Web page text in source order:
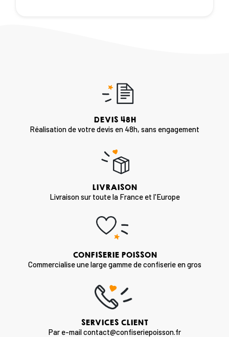
DEVIS 48H
Réalisation de votre devis en 48h, sans engagement
LIVRAISON
Livraison sur toute la France et l'Europe
CONFISERIE POISSON
Commercialise une large gamme de confiserie en gros
SERVICES CLIENT
Par e-mail contact@confiseriepoisson.fr